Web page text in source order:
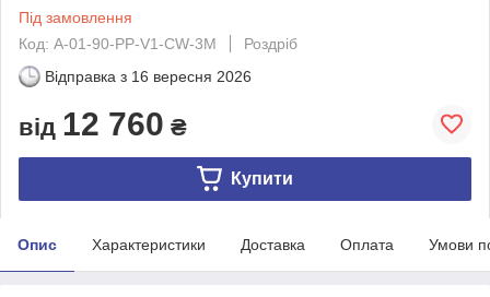
Під замовлення
Код: A-01-90-PP-V1-CW-3M
Роздріб
Відправка з 16 вересня 2026
від 12 760 ₴
Купити
Опис Характеристики Доставка Оплата Умови